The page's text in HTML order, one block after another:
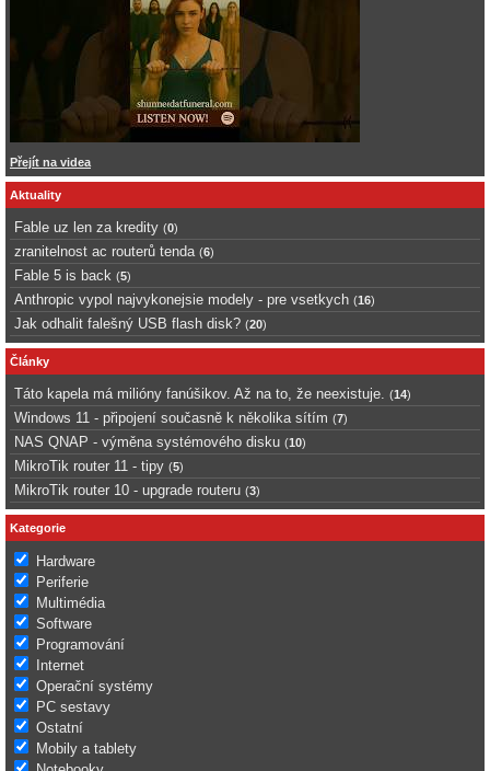
Přejít na videa
Aktuality
Fable uz len za kredity (0)
zranitelnost ac routerů tenda (6)
Fable 5 is back (5)
Anthropic vypol najvykonejsie modely - pre vsetkych (16)
Jak odhalit falešný USB flash disk? (20)
Články
Táto kapela má milióny fanúšikov. Až na to, že neexistuje. (14)
Windows 11 - připojení současně k několika sítím (7)
NAS QNAP - výměna systémového disku (10)
MikroTik router 11 - tipy (5)
MikroTik router 10 - upgrade routeru (3)
Kategorie
Hardware
Periferie
Multimédia
Software
Programování
Internet
Operační systémy
PC sestavy
Ostatní
Mobily a tablety